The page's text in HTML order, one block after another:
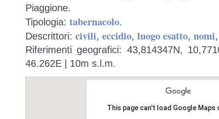
Piaggione.
Tipologia: tabernacolo.
Descrittori: civili, eccidio, luogo esatto, nomi
Riferimenti geografici: 43,814347N,
46.262E | 10m s.l.m.
This page can't load Google